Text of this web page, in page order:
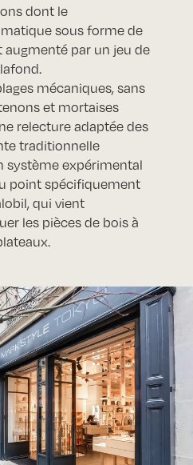
dont le
sous forme de
par un jeu de
mécaniques, sans
et mortaises
relecture adaptée des
traditionnelle
système expérimental
point spécifiquement
qui vient
les pièces de bois à